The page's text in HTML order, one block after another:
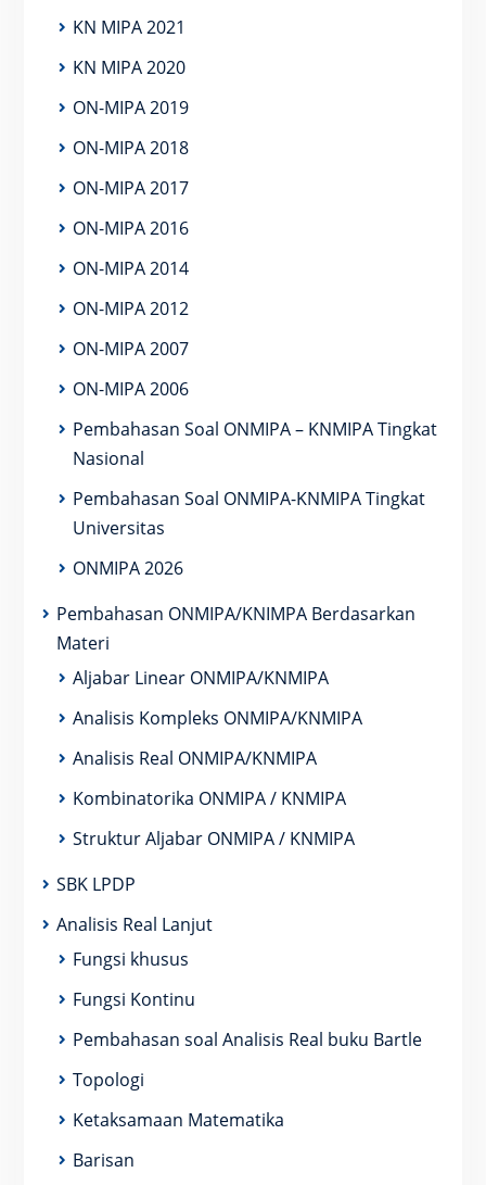
KN MIPA 2021
KN MIPA 2020
ON-MIPA 2019
ON-MIPA 2018
ON-MIPA 2017
ON-MIPA 2016
ON-MIPA 2014
ON-MIPA 2012
ON-MIPA 2007
ON-MIPA 2006
Pembahasan Soal ONMIPA – KNMIPA Tingkat
Nasional
Pembahasan Soal ONMIPA-KNMIPA Tingkat
Universitas
ONMIPA 2026
Pembahasan ONMIPA/KNIMPA Berdasarkan
Materi
Aljabar Linear ONMIPA/KNMIPA
Analisis Kompleks ONMIPA/KNMIPA
Analisis Real ONMIPA/KNMIPA
Kombinatorika ONMIPA / KNMIPA
Struktur Aljabar ONMIPA / KNMIPA
SBK LPDP
Analisis Real Lanjut
Fungsi khusus
Fungsi Kontinu
Pembahasan soal Analisis Real buku Bartle
Topologi
Ketaksamaan Matematika
Barisan